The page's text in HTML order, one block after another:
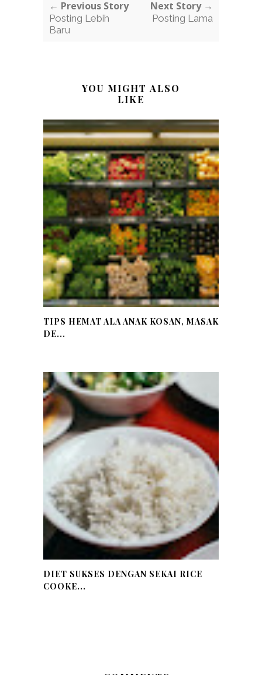
← Previous Story
Posting Lebih
Baru
Next Story →
Posting Lama
YOU MIGHT ALSO
LIKE
TIPS HEMAT ALA ANAK KOSAN, MASAK
DE...
DIET SUKSES DENGAN SEKAI RICE
COOKE...